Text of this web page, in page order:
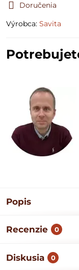
Doručenia
Výrobca: Savita
Popis
Recenzie 0
Diskusia 0